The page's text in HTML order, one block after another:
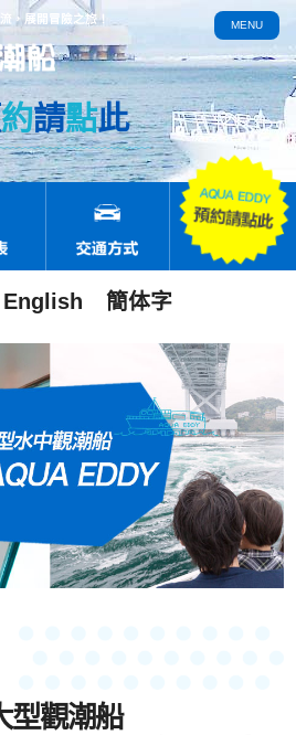
，展開冒險之旅！
English 簡体字
MENU
約請點此
型觀潮船